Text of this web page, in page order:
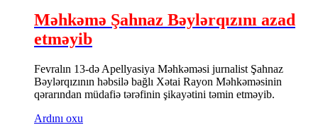
Məhkəmə Şahnaz Bəylərqızını azad
etməyib
Fevralın 13-də Apellyasiya Məhkəməsi jurnalist Şahnaz
Bəylərqızının həbsilə bağlı Xətai Rayon Məhkəməsinin
qərarından müdafiə tərəfinin şikayətini təmin etməyib.
Ardını oxu